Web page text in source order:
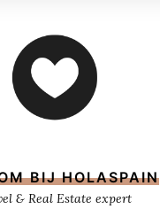
BIJ HOLASPAIN
& Real Estate expert